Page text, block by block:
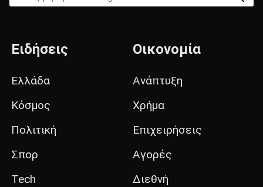
Ειδήσεις
Ελλάδα
Κόσμος
Πολιτική
Σπορ
Tech
Οικονομία
Ανάπτυξη
Χρήμα
Επιχειρήσεις
Αγορές
Διεθνή